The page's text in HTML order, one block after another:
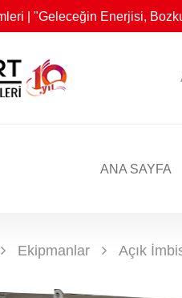
| "Geleceğin Enerjisi,
ANA SAYFA
Ekipmanlar Açık